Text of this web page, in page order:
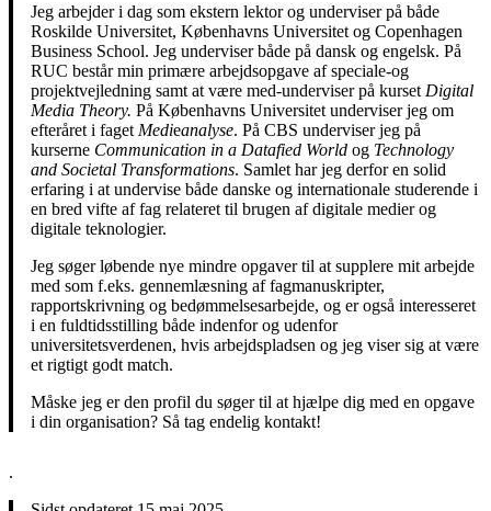
Jeg arbejder i dag som ekstern lektor og underviser på både
Roskilde Universitet, Københavns Universitet og Copenhagen
Business School. Jeg underviser både på dansk og engelsk. På
RUC består min primære arbejdsopgave af speciale-og
projektvejledning samt at være med-underviser på kurset Digital
Media Theory. På Københavns Universitet underviser jeg om
efteråret i faget Medieanalyse. På CBS underviser jeg på
kurserne Communication in a Datafied World og Technology
and Societal Transformations. Samlet har jeg derfor en solid
erfaring i at undervise både danske og internationale studerende i
en bred vifte af fag relateret til brugen af digitale medier og
digitale teknologier.
Jeg søger løbende nye mindre opgaver til at supplere mit arbejde
med som f.eks. gennemlæsning af fagmanuskripter,
rapportskrivning og bedømmelsesarbejde, og er også interesseret
i en fuldtidsstilling både indenfor og udenfor
universitetsverdenen, hvis arbejdspladsen og jeg viser sig at være
et rigtigt godt match.
Måske jeg er den profil du søger til at hjælpe dig med en opgave
i din organisation? Så tag endelig kontakt!
.